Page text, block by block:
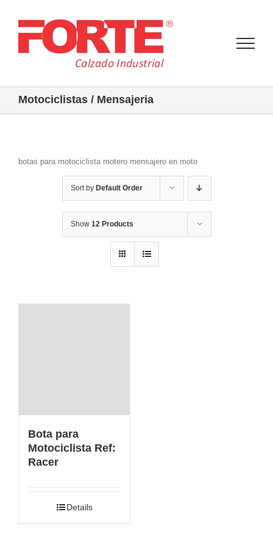
content
Motociclistas / Mensajeria
botas para motociclista motero mensajero en moto
Sort by Default Order
Show 12 Products
Bota para
Motociclista Ref:
Racer
Details